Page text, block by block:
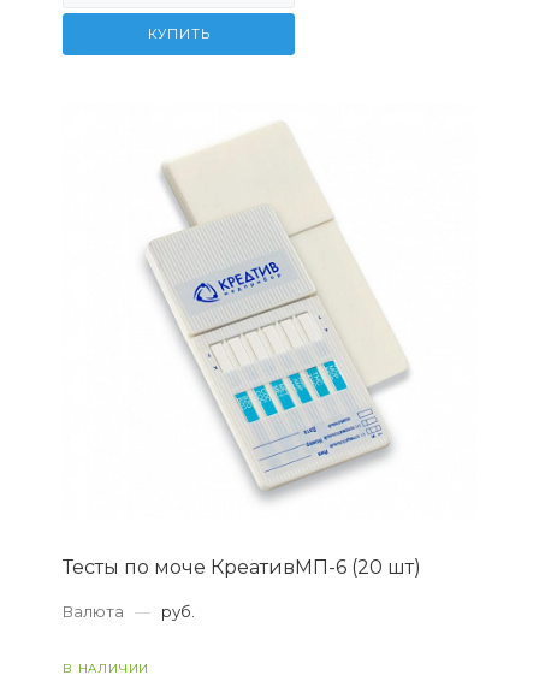
КУПИТЬ
Тесты по моче КреативМП-6 (20 шт)
Валюта — руб.
В НАЛИЧИИ